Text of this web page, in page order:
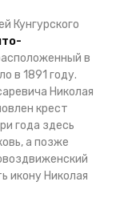
Кунгурского
в
в 1891 году.
Николая
крест
года здесь
а позже
икону Николая